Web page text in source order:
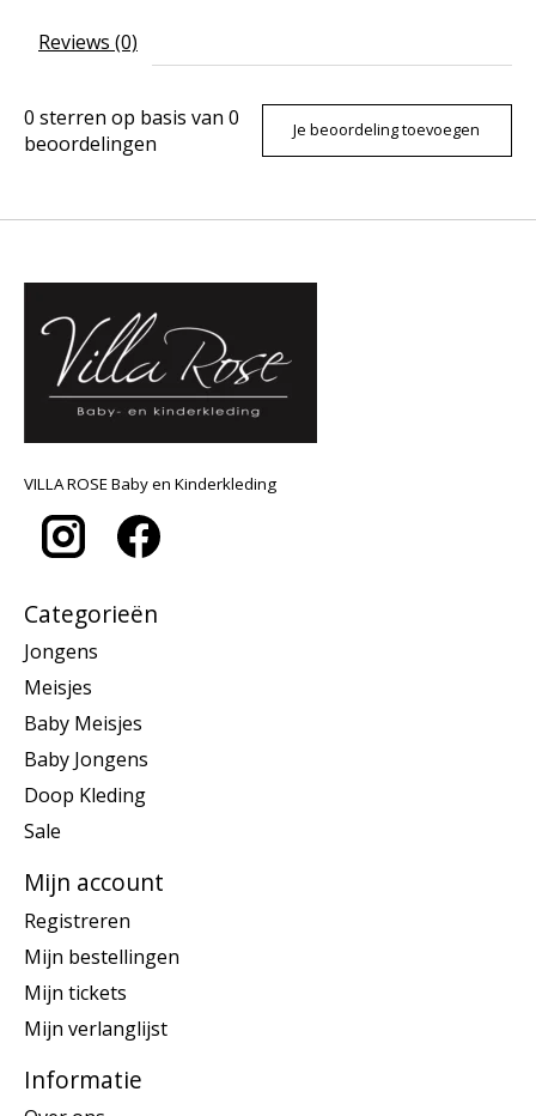
Reviews (0)
0 sterren op basis van 0
beoordelingen
Je beoordeling toevoegen
VILLA ROSE Baby en Kinderkleding
Categorieën
Jongens
Meisjes
Baby Meisjes
Baby Jongens
Doop Kleding
Sale
Mijn account
Registreren
Mijn bestellingen
Mijn tickets
Mijn verlanglijst
Informatie